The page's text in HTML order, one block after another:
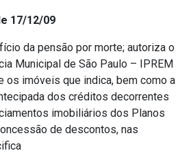
17/12/09
da pensão por morte; autoriza o
Municipal de São Paulo – IPREM
os imóveis que indica, bem como a
dos créditos decorrentes
imobiliários dos Planos
de descontos, nas